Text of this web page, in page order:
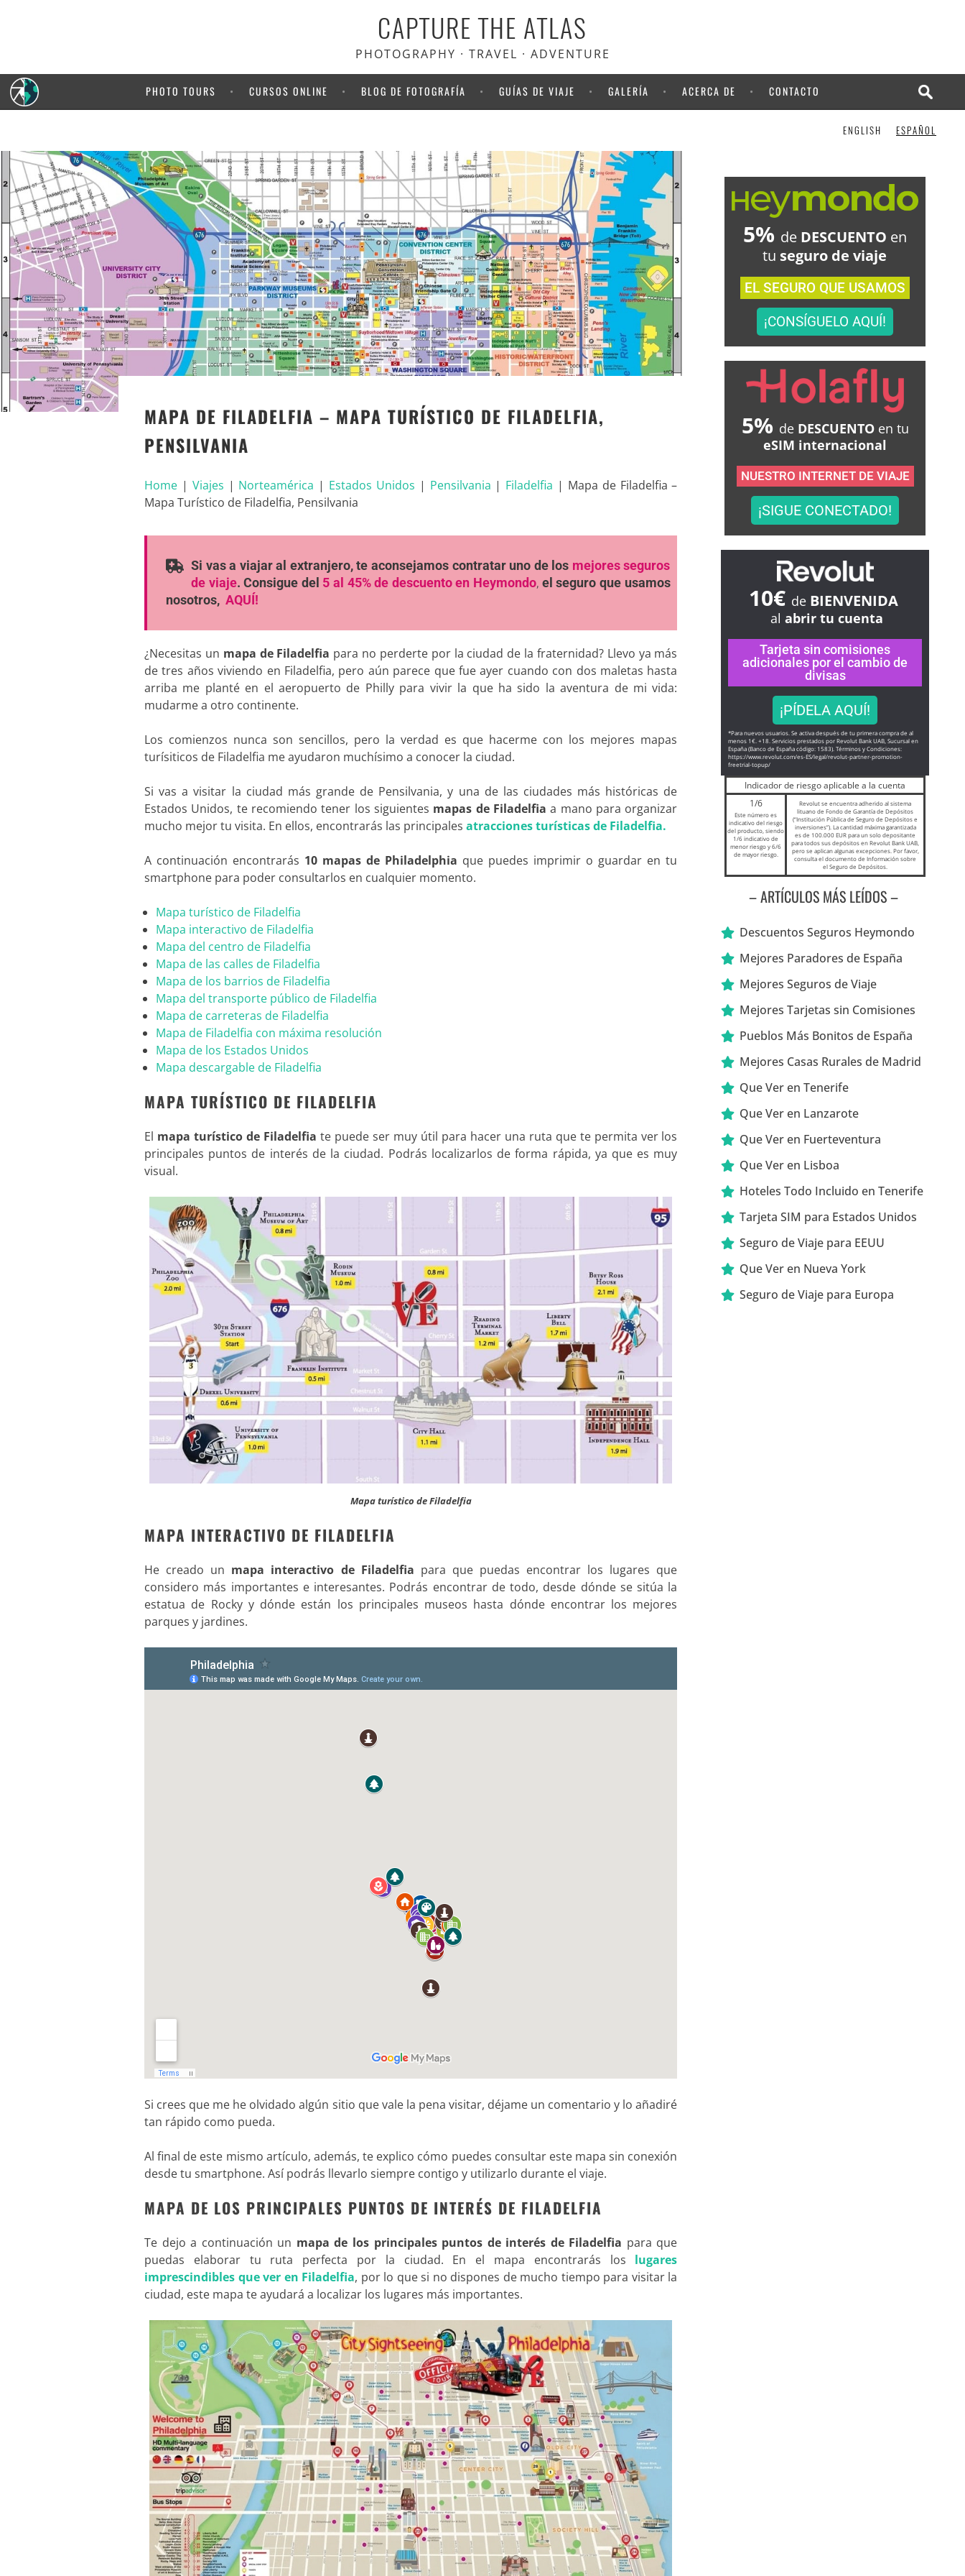
CAPTURE THE ATLAS
PHOTOGRAPHY · TRAVEL · ADVENTURE
PHOTO TOURS CURSOS ONLINE BLOG DE FOTOGRAFÍA GUÍAS DE VIAJE GALERÍA ACERCA DE CONTACTO
ENGLISH ESPAÑOL
MAPA DE FILADELFIA – MAPA TURÍSTICO DE FILADELFIA,
PENSILVANIA
Home | Viajes | Norteamérica | Estados Unidos | Pensilvania | Filadelfia | Mapa de Filadelfia –
Mapa Turístico de Filadelfia, Pensilvania
Si vas a viajar al extranjero, te aconsejamos contratar uno de los mejores seguros
de viaje. Consigue del 5 al 45% de descuento en Heymondo, el seguro que usamos
nosotros, AQUÍ!
¿Necesitas un mapa de Filadelfia para no perderte por la ciudad de la fraternidad? Llevo ya más
de tres años viviendo en Filadelfia, pero aún parece que fue ayer cuando con dos maletas hasta
arriba me planté en el aeropuerto de Philly para vivir la que ha sido la aventura de mi vida:
mudarme a otro continente.
Los comienzos nunca son sencillos, pero la verdad es que hacerme con los mejores mapas
turísiticos de Filadelfia me ayudaron muchísimo a conocer la ciudad.
Si vas a visitar la ciudad más grande de Pensilvania, y una de las ciudades más históricas de
Estados Unidos, te recomiendo tener los siguientes mapas de Filadelfia a mano para organizar
mucho mejor tu visita. En ellos, encontrarás las principales atracciones turísticas de Filadelfia.
A continuación encontrarás 10 mapas de Philadelphia que puedes imprimir o guardar en tu
smartphone para poder consultarlos en cualquier momento.
Mapa turístico de Filadelfia
Mapa interactivo de Filadelfia
Mapa del centro de Filadelfia
Mapa de las calles de Filadelfia
Mapa de los barrios de Filadelfia
Mapa del transporte público de Filadelfia
Mapa de carreteras de Filadelfia
Mapa de Filadelfia con máxima resolución
Mapa de los Estados Unidos
Mapa descargable de Filadelfia
MAPA TURÍSTICO DE FILADELFIA
El mapa turístico de Filadelfia te puede ser muy útil para hacer una ruta que te permita ver los
principales puntos de interés de la ciudad. Podrás localizarlos de forma rápida, ya que es muy
visual.
Mapa turístico de Filadelfia
MAPA INTERACTIVO DE FILADELFIA
He creado un mapa interactivo de Filadelfia para que puedas encontrar los lugares que
considero más importantes e interesantes. Podrás encontrar de todo, desde dónde se sitúa la
estatua de Rocky y dónde están los principales museos hasta dónde encontrar los mejores
parques y jardines.
Si crees que me he olvidado algún sitio que vale la pena visitar, déjame un comentario y lo añadiré
tan rápido como pueda.
Al final de este mismo artículo, además, te explico cómo puedes consultar este mapa sin conexión
desde tu smartphone. Así podrás llevarlo siempre contigo y utilizarlo durante el viaje.
MAPA DE LOS PRINCIPALES PUNTOS DE INTERÉS DE FILADELFIA
Te dejo a continuación un mapa de los principales puntos de interés de Filadelfia para que
puedas elaborar tu ruta perfecta por la ciudad. En el mapa encontrarás los lugares
imprescindibles que ver en Filadelfia, por lo que si no dispones de mucho tiempo para visitar la
ciudad, este mapa te ayudará a localizar los lugares más importantes.
5% deDESCUENTO en
tu seguro de viaje
EL SEGURO QUE USAMOS
¡CONSÍGUELO AQUÍ!
5% de DESCUENTO en tu
eSIM internacional
NUESTRO INTERNET DE VIAJE
¡SIGUE CONECTADO!
10€ de BIENVENIDA
al abrir tu cuenta
Tarjeta sin comisiones
adicionales por el cambio de
divisas
¡PÍDELA AQUÍ!
*Para nuevos usuarios. Se activa después de tu primera compra de al
menos 1€. +18. Servicios prestados por Revolut Bank UAB, Sucursal en
España (Banco de España código: 1583). Términos y Condiciones:
https://www.revolut.com/es-ES/legal/revolut-partner-promotion-
freetrial-topup/
Indicador de riesgo aplicable a la cuenta
1/6
Este número es
indicativo del riesgo
del producto, siendo
1/6 indicativo de
menor riesgo y 6/6
de mayor riesgo.
Revolut se encuentra adherido al sistema
lituano de Fondo de Garantía de Depósitos
(“Institución Pública de Seguro de Depósitos e
inversiones”). La cantidad máxima garantizada
es de 100.000 EUR para un solo depositante
para todos sus depósitos en Revolut Bank UAB,
pero se aplican algunas excepciones. Por favor,
consulta el documento de Información sobre
el Seguro de Depósitos.
– ARTÍCULOS MÁS LEÍDOS –
Descuentos Seguros Heymondo
Mejores Paradores de España
Mejores Seguros de Viaje
Mejores Tarjetas sin Comisiones
Pueblos Más Bonitos de España
Mejores Casas Rurales de Madrid
Que Ver en Tenerife
Que Ver en Lanzarote
Que Ver en Fuerteventura
Que Ver en Lisboa
Hoteles Todo Incluido en Tenerife
Tarjeta SIM para Estados Unidos
Seguro de Viaje para EEUU
Que Ver en Nueva York
Seguro de Viaje para Europa
5% de descuento en Heymondo, el seguro
de viaje que usamos nosotros